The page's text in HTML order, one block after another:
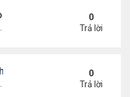
6/18/21- 6/25/210
Trả lời
6/18/21- 6/25/21
0
Trả lời